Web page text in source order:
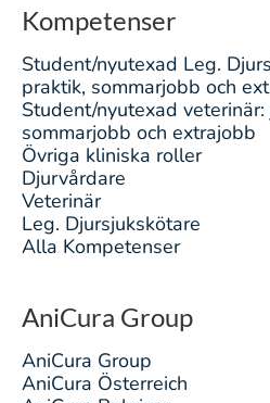
Kompetenser
Student/nyutexad Leg.
praktik, sommarjobb och
Student/nyutexad
sommarjobb och extrajobb
Övriga kliniska roller
Djurvårdare
Veterinär
Leg. Djursjukskötare
Alla Kompetenser
AniCura Group
AniCura Group
AniCura Österreich